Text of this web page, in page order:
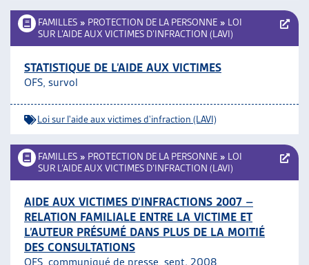
FAMILLES » PROTECTION DE LA PERSONNE » LOI
SUR L’AIDE AUX VICTIMES D’INFRACTION (LAVI)
STATISTIQUE DE L’AIDE AUX VICTIMES
OFS, survol
Loi sur l'aide aux victimes d'infraction (LAVI)
FAMILLES » PROTECTION DE LA PERSONNE » LOI
SUR L’AIDE AUX VICTIMES D’INFRACTION (LAVI)
AIDE AUX VICTIMES D’INFRACTIONS 2007 –
RELATION FAMILIALE ENTRE LA VICTIME ET
L’AUTEUR PRÉSUMÉ DANS PLUS DE LA MOITIÉ
DES CONSULTATIONS
OFS, communiqué de presse, sept. 2008